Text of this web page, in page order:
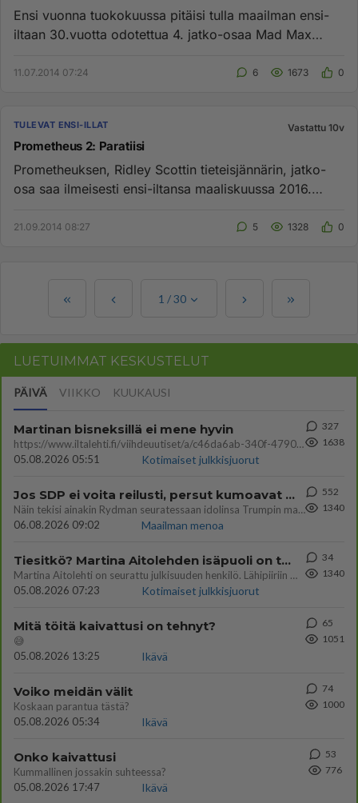
Ensi vuonna tuokokuussa pitäisi tulla maailman ensi-
iltaan 30.vuotta odotettua 4. jatko-osaa Mad Max
11.07.2014 07:24 6 1673 0
TULEVAT ENSI-ILLAT Vastattu 10v
Prometheus 2: Paratiisi
Prometheuksen, Ridley Scottin tieteisjännärin, jatko-
osa saa ilmeisesti ensi-iltansa maaliskuussa 2016.
21.09.2014 08:27 5 1328 0
1 /30
LUETUIMMAT KESKUSTELUT
PÄIVÄ VIIKKO KUUKAUSI
Martinan bisneksillä ei mene hyvin
https://www.iltalehti.fi/viihdeuutiset/a/c46da6ab-340f-4790-aaa7-0865eed2336 Yrityksen konkurssihakemus on tullut kärä
05.08.2026 05:51
Kotimaiset julkkisjuorut
327
1638
Jos SDP ei voita reilusti, persut kumoavat demokratian Suomesta
Näin tekisi ainakin Rydman seuratessaan idolinsa Trumpin mallia https://www.is.fi/politiikka/art-2000012187244.html
06.08.2026 09:02
Maailman menoa
552
1340
Tiesitkö? Martina Aitolehden isäpuoli on tämä suosittu laulaja
Martina Aitolehti on seurattu julkisuuden henkilö. Lähipiiriin mahtuu muitakin tunnettuja henkilöitä. Tiesitkö, että Ma
05.08.2026 07:23
Kotimaiset julkkisjuorut
34
1340
Mitä töitä kaivattusi on tehnyt?
😅
05.08.2026 13:25
Ikävä
65
1051
Voiko meidän välit
Koskaan parantua tästä?
05.08.2026 05:34
Ikävä
74
1000
Onko kaivattusi
Kummallinen jossakin suhteessa?
05.08.2026 17:47
Ikävä
53
776